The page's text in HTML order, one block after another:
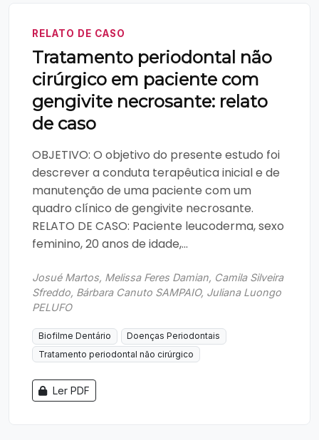
RELATO DE CASO
Tratamento periodontal não
cirúrgico em paciente com
gengivite necrosante: relato
de caso
OBJETIVO: O objetivo do presente estudo foi
descrever a conduta terapêutica inicial e de
manutenção de uma paciente com um
quadro clínico de gengivite necrosante.
RELATO DE CASO: Paciente leucoderma, sexo
feminino, 20 anos de idade,...
Josué Martos, Melissa Feres Damian, Camila Silveira
Sfreddo, Bárbara Canuto SAMPAIO, Juliana Luongo
PELUFO
Biofilme Dentário
Doenças Periodontais
Tratamento periodontal não cirúrgico
Ler PDF